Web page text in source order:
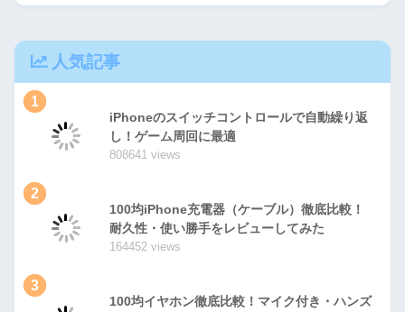
人気記事
1
iPhoneのスイッチコントロールで自動繰り返
し！ゲーム周回に最適
808641 views
2
100均iPhone充電器（ケーブル）徹底比較！
耐久性・使い勝手をレビューしてみた
164452 views
3
100均イヤホン徹底比較！マイク付き・ハンズ